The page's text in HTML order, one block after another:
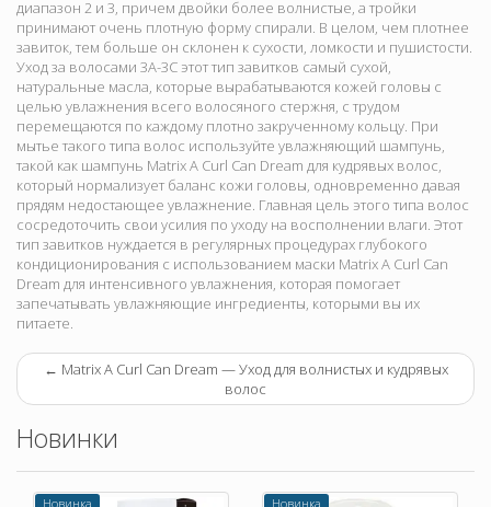
диапазон 2 и 3, причем двойки более волнистые, а тройки
принимают очень плотную форму спирали. В целом, чем плотнее
завиток, тем больше он склонен к сухости, ломкости и пушистости.
Уход за волосами 3A-3C этот тип завитков самый сухой,
натуральные масла, которые вырабатываются кожей головы с
целью увлажнения всего волосяного стержня, с трудом
перемещаются по каждому плотно закрученному кольцу. При
мытье такого типа волос используйте увлажняющий шампунь,
такой как шампунь Matrix A Curl Can Dream для кудрявых волос,
который нормализует баланс кожи головы, одновременно давая
прядям недостающее увлажнение. Главная цель этого типа волос
сосредоточить свои усилия по уходу на восполнении влаги. Этот
тип завитков нуждается в регулярных процедурах глубокого
кондиционирования с использованием маски Matrix A Curl Can
Dream для интенсивного увлажнения, которая помогает
запечатывать увлажняющие ингредиенты, которыми вы их
питаете.
← Matrix A Curl Can Dream — Уход для волнистых и кудрявых
волос
Новинки
Новинка Новинка